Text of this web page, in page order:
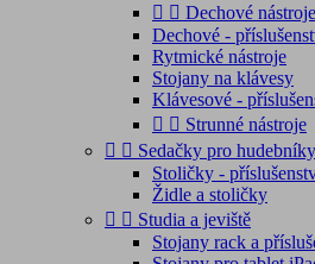
  Dechové nástroje
Dechové -
Rytmické nástroje
Stojany na klávesy
Klávesové -
  Strunné nástroje
  Sedačky pro hudebníky
Stoličky -
Židle a stoličky
  Studia a jeviště
Stojany rack a